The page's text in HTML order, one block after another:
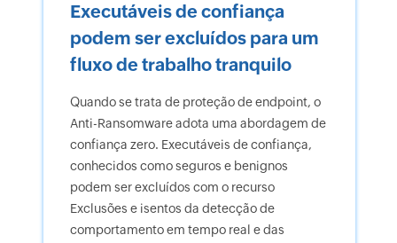
Executáveis de confiança
podem ser excluídos para um
fluxo de trabalho tranquilo
Quando se trata de proteção de endpoint, o
Anti-Ransomware adota uma abordagem de
confiança zero. Executáveis de confiança,
conhecidos como seguros e benignos
podem ser excluídos com o recurso
Exclusões e isentos da detecção de
comportamento em tempo real e das